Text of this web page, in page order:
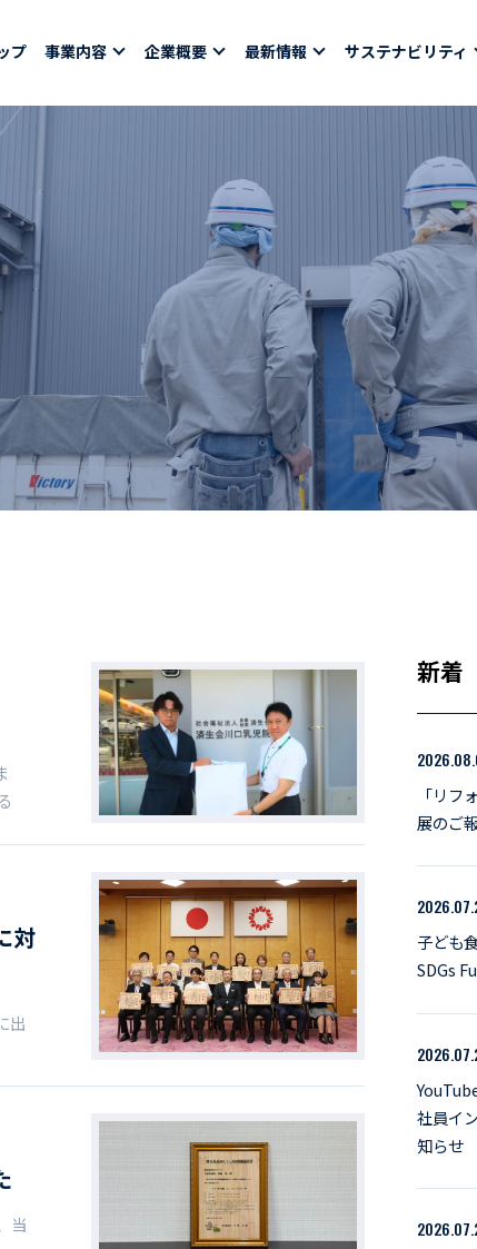
プ 事業内容 企業概要 最新情報 サステナビリティ
ー
採用情報
社員紹介
社員インタビュー
育休取得者インタビュー
福利厚生
募集要項一覧
ドライバー職場体験
対
出
当
新着
「リフ
展のご
子ども
SDGs
社員イ
知らせ